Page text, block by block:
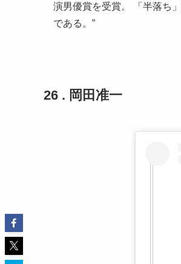
演男優賞を受賞。 「半落ち
である。”
26 . 岡田准一